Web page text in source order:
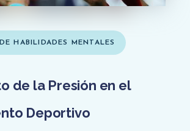
HABILIDADES MENTALES
de la Presión en el
Deportivo